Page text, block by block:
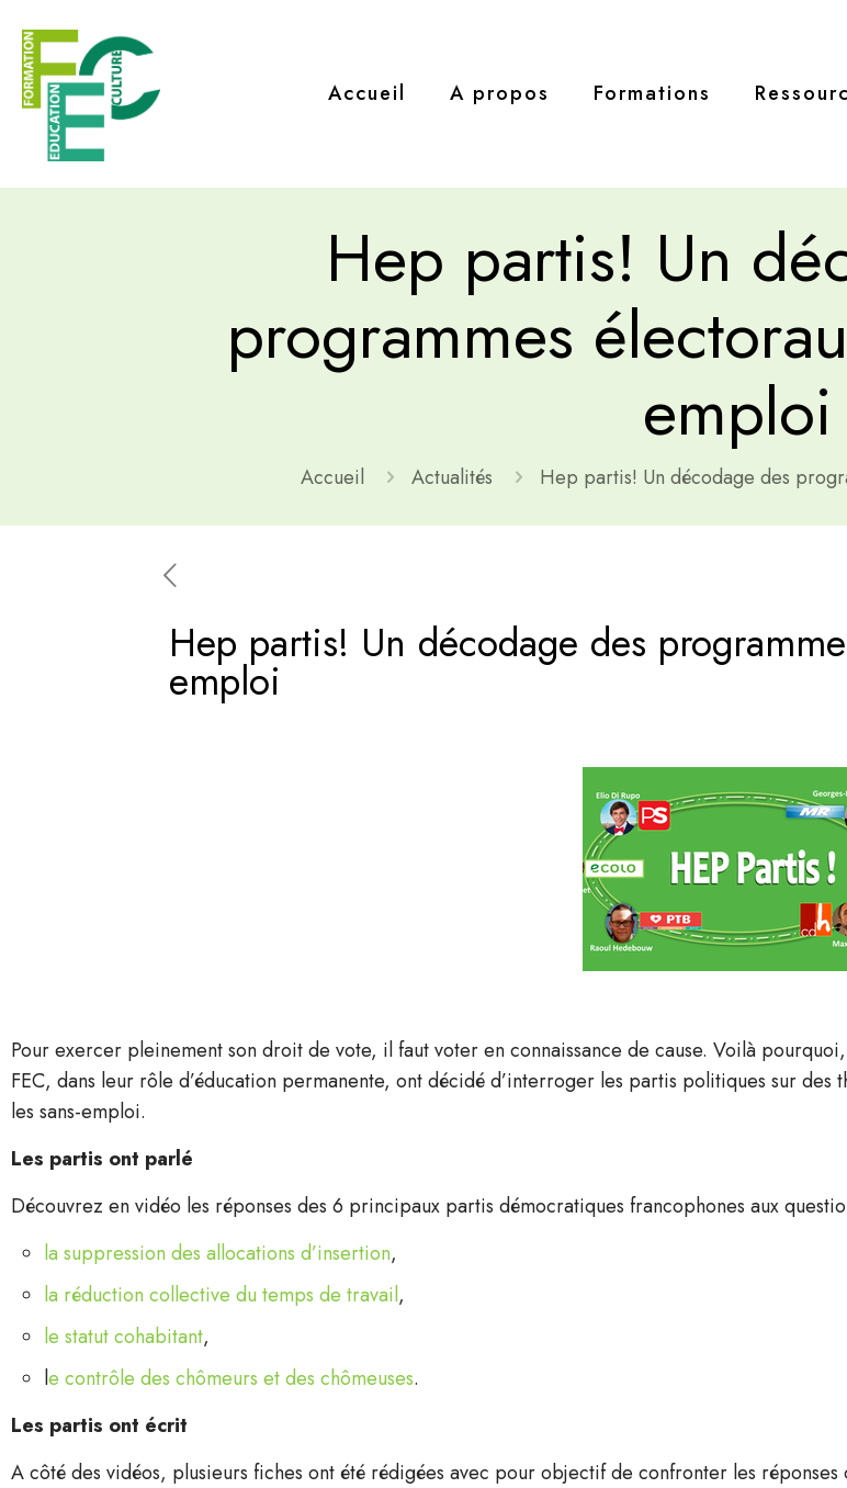
Accueil A propos Formations
Hep partis! Un
programmes
emploi
Accueil Actualités Hep partis! Un décodage des
Hep partis! Un décodage des
emploi
Pour exercer pleinement son droit de vote, il faut voter en connaissance de cause. Voilà
FEC, dans leur rôle d’éducation permanente, ont décidé d’interroger les partis politiques sur
les sans-emploi.
Les partis ont parlé
Découvrez en vidéo les réponses des 6 principaux partis démocratiques francophones aux
la suppression des allocations d’insertion,
la réduction collective du temps de travail,
le statut cohabitant,
le contrôle des chômeurs et des chômeuses.
Les partis ont écrit
A côté des vidéos, plusieurs fiches ont été rédigées avec pour objectif de confronter les